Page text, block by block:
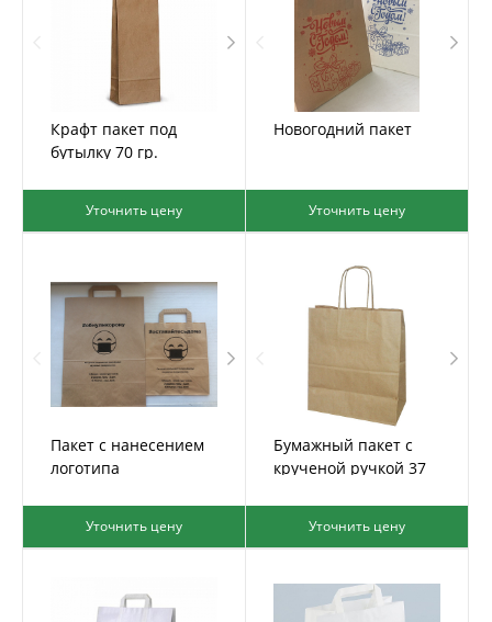
Крафт пакет под
бутылку 70 гр.
Уточнить цену
Новогодний пакет
Уточнить цену
Пакет с нанесением
логотипа
Уточнить цену
Бумажный пакет с
крученой ручкой 37
Уточнить цену